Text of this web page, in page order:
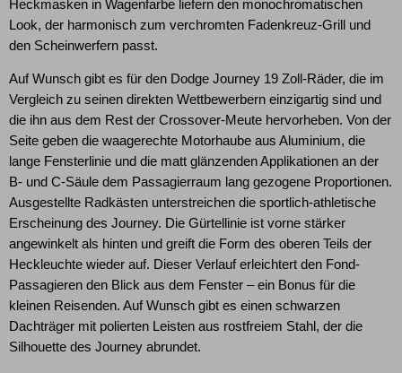
Heckmasken in Wagenfarbe liefern den monochromatischen
Look, der harmonisch zum verchromten Fadenkreuz-Grill und
den Scheinwerfern passt.
Auf Wunsch gibt es für den Dodge Journey 19 Zoll-Räder, die im
Vergleich zu seinen direkten Wettbewerbern einzigartig sind und
die ihn aus dem Rest der Crossover-Meute hervorheben. Von der
Seite geben die waagerechte Motorhaube aus Aluminium, die
lange Fensterlinie und die matt glänzenden Applikationen an der
B- und C-Säule dem Passagierraum lang gezogene Proportionen.
Ausgestellte Radkästen unterstreichen die sportlich-athletische
Erscheinung des Journey. Die Gürtellinie ist vorne stärker
angewinkelt als hinten und greift die Form des oberen Teils der
Heckleuchte wieder auf. Dieser Verlauf erleichtert den Fond-
Passagieren den Blick aus dem Fenster – ein Bonus für die
kleinen Reisenden. Auf Wunsch gibt es einen schwarzen
Dachträger mit polierten Leisten aus rostfreiem Stahl, der die
Silhouette des Journey abrundet.